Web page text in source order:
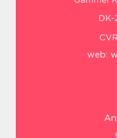
web: